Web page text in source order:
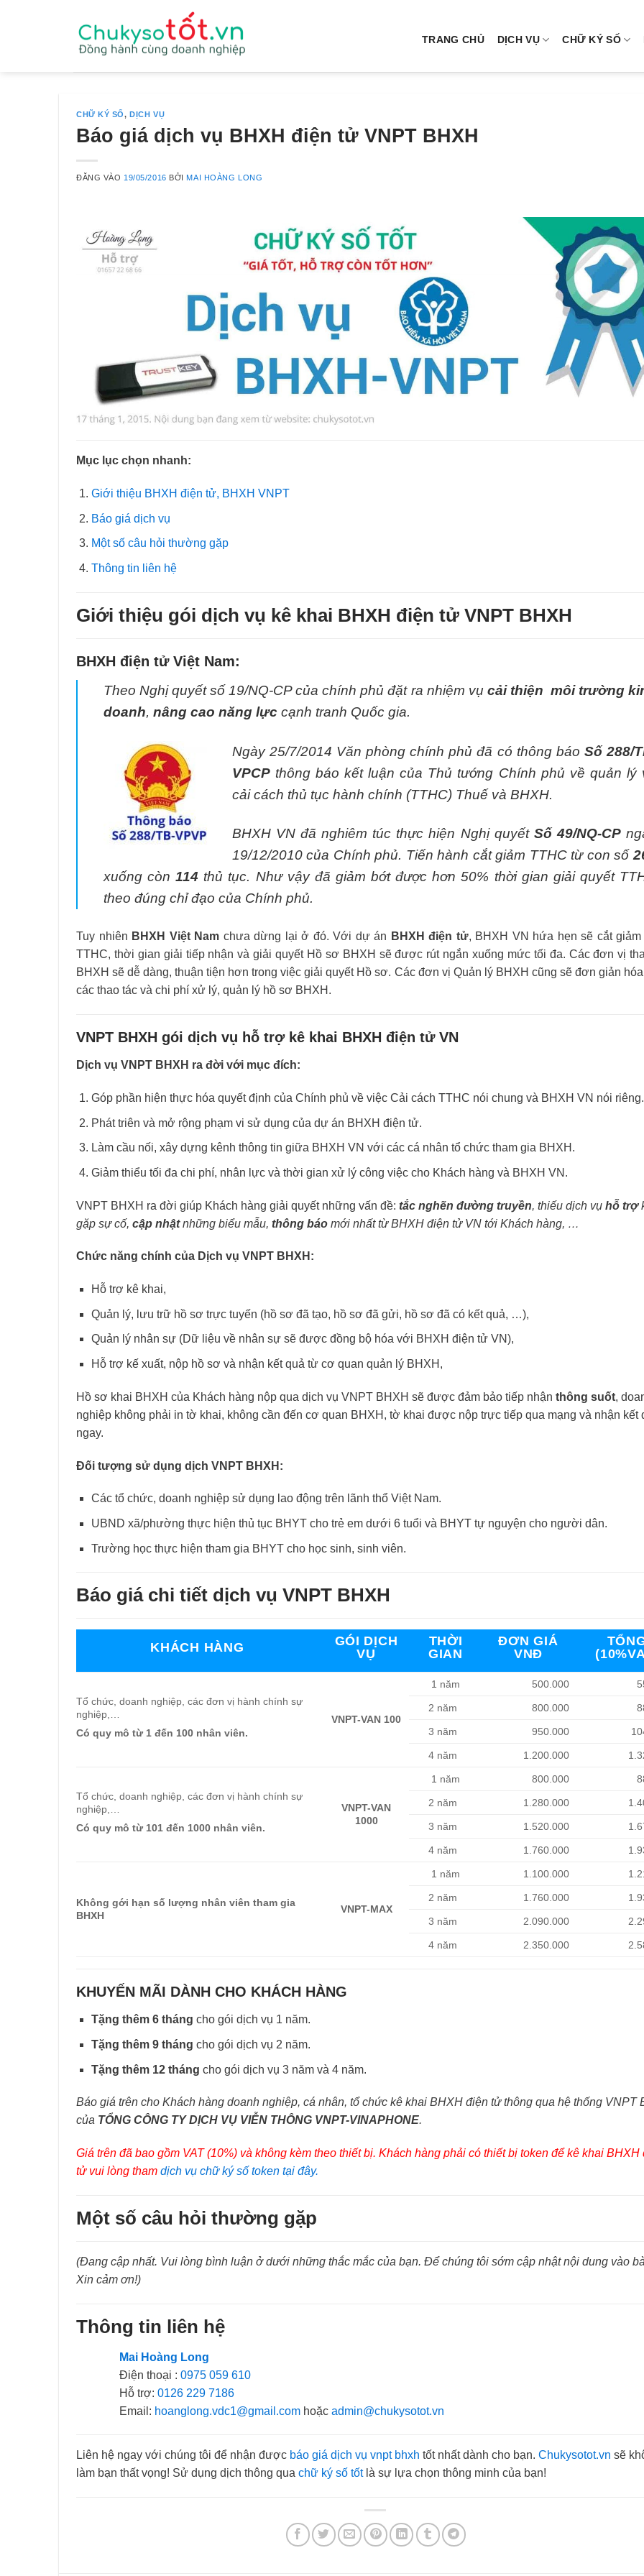
TRANG CHỦ DỊCH VỤ CHỮ KÝ SỐ
CHỮ KÝ SỐ,DỊCH VỤ
Báo giá dịch vụ BHXH điện tử VNPT BHXH
ĐĂNG VÀO 19/05/2016 BỞIMAI HOÀNG LONG
Mục lục chọn nhanh:
Giới thiệu BHXH điện tử, BHXH VNPT
Báo giá dịch vụ
Một số câu hỏi thường gặp
Thông tin liên hệ
Giới thiệu gói dịch vụ kê khai BHXH điện tử VNPT BHXH
BHXH điện tử Việt Nam:
Theo Nghị quyết số 19/NQ-CP của chính phủ đặt ra nhiệm vụ cải thiện môi trường
doanh, nâng cao năng lực cạnh tranh Quốc gia.
Ngày 25/7/2014 Văn phòng chính phủ đã có thông báo Số 288/
VPCPthông báo kết luận của Thủ tướng Chính phủ về quản lý
cải cách thủ tục hành chính (TTHC) Thuế và BHXH.
BHXH VN đã nghiêm túc thực hiện Nghị quyết Số 49/NQ-CP
19/12/2010 của Chính phủ. Tiến hành cắt giảm TTHC từ con số
xuống còn114 thủ tục. Như vậy đã giảm bớt được hơn 50% thời gian giải quyết
theo đúng chỉ đạo của Chính phủ.
Tuy nhiên BHXH Việt Nam chưa dừng lại ở đó. Với dự án BHXH điện tử, BHXH VN hứa hẹn sẽ cắt giảm
TTHC, thời gian giải tiếp nhận và giải quyết Hồ sơ BHXH sẽ được rút ngắn xuống mức tối đa. Các đơn vị
BHXH sẽ dễ dàng, thuận tiện hơn trong việc giải quyết Hồ sơ. Các đơn vị Quản lý BHXH cũng sẽ đơn giản
các thao tác và chi phí xử lý, quản lý hồ sơ BHXH.
VNPT BHXH gói dịch vụ hỗ trợ kê khai BHXH điện tử VN
Dịch vụ VNPT BHXH ra đời với mục đích:
Góp phần hiện thực hóa quyết định của Chính phủ về việc Cải cách TTHC nói chung và BHXH VN nói riêng.
Phát triên và mở rộng phạm vi sử dụng của dự án BHXH điện tử.
Làm cầu nối, xây dựng kênh thông tin giữa BHXH VN với các cá nhân tổ chức tham gia BHXH.
Giảm thiểu tối đa chi phí, nhân lực và thời gian xử lý công việc cho Khách hàng và BHXH VN.
VNPT BHXH ra đời giúp Khách hàng giải quyết những vấn đề: tắc nghẽn đường truyền, thiếu dịch vụ hỗ trợ
gặp sự cố, cập nhậtnhững biểu mẫu, thông báo mới nhất từ BHXH điện tử VN tới Khách hàng, …
Chức năng chính của Dịch vụ VNPT BHXH:
Hỗ trợ kê khai,
Quản lý, lưu trữ hồ sơ trực tuyến (hồ sơ đã tạo, hồ sơ đã gửi, hồ sơ đã có kết quả, …),
Quản lý nhân sự (Dữ liệu về nhân sự sẽ được đồng bộ hóa với BHXH điện tử VN),
Hỗ trợ kế xuất, nộp hồ sơ và nhận kết quả từ cơ quan quản lý BHXH,
Hồ sơ khai BHXH của Khách hàng nộp qua dịch vụ VNPT BHXH sẽ được đảm bảo tiếp nhận thông suốt,
nghiệp không phải in tờ khai, không cần đến cơ quan BHXH, tờ khai được nộp trực tiếp qua mạng và nhận kết
ngay.
Đối tượng sử dụng dịch VNPT BHXH:
Các tổ chức, doanh nghiệp sử dụng lao động trên lãnh thổ Việt Nam.
UBND xã/phường thực hiện thủ tục BHYT cho trẻ em dưới 6 tuổi và BHYT tự nguyện cho người dân.
Trường học thực hiện tham gia BHYT cho học sinh, sinh viên.
Báo giá chi tiết dịch vụ VNPT BHXH
KHÁCH HÀNG
GÓI DỊCH
VỤ
THỜI
GIAN
ĐƠN GIÁ
VNĐ
Tổ chức, doanh nghiệp, các đơn vị hành chính sự
nghiệp,…
Có quy mô từ 1 đến 100 nhân viên.
VNPT-VAN 100
1 năm 500.000
2 năm 800.000
3 năm 950.000
4 năm 1.200.000
Tổ chức, doanh nghiệp, các đơn vị hành chính sự
nghiệp,…
Có quy mô từ 101 đến 1000 nhân viên.
VNPT-VAN
1000
1 năm 800.000
2 năm 1.280.000
3 năm 1.520.000
4 năm 1.760.000
Không gới hạn số lượng nhân viên tham gia
BHXH
VNPT-MAX
1 năm 1.100.000
2 năm 1.760.000
3 năm 2.090.000
4 năm 2.350.000
KHUYẾN MÃI DÀNH CHO KHÁCH HÀNG
Tặng thêm 6 tháng cho gói dịch vụ 1 năm.
Tặng thêm 9 tháng cho gói dịch vụ 2 năm.
Tặng thêm 12 tháng cho gói dịch vụ 3 năm và 4 năm.
Báo giá trên cho Khách hàng doanh nghiệp, cá nhân, tổ chức kê khai BHXH điện tử thông qua hệ thống VNPT
của TỔNG CÔNG TY DỊCH VỤ VIỄN THÔNG VNPT-VINAPHONE.
Giá trên đã bao gồm VAT (10%) và không kèm theo thiết bị. Khách hàng phải có thiết bị token để kê khai BHXH
tử vui lòng tham dịch vụ chữ ký số token tại đây.
Một số câu hỏi thường gặp
(Đang cập nhất. Vui lòng bình luận ở dưới những thắc mắc của bạn. Để chúng tôi sớm cập nhật nội dung vào
Xin cảm ơn!)
Thông tin liên hệ
Mai Hoàng Long
Điện thoại : 0975 059 610
Hỗ trợ: 0126 229 7186
Email: hoanglong.vdc1@gmail.com hoặc admin@chukysotot.vn
Liên hệ ngay với chúng tôi để nhận được báo giá dịch vụ vnpt bhxh tốt nhất dành cho bạn. Chukysotot.vn sẽ
làm bạn thất vọng! Sử dụng dịch thông qua chữ ký số tốtlà sự lựa chọn thông minh của bạn!